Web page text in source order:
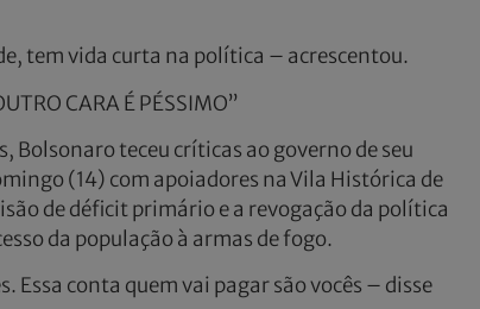
tem vida curta na política – acrescentou.
CARA É PÉSSIMO”
Bolsonaro teceu críticas ao governo de seu
(14) com apoiadores na Vila Histórica de
de déficit primário e a revogação da política
da população à armas de fogo.
Essa conta quem vai pagar são vocês – disse